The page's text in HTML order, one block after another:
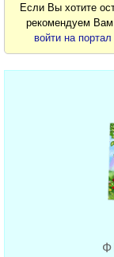
Если Вы хотите
рекомендуем
войти на портал